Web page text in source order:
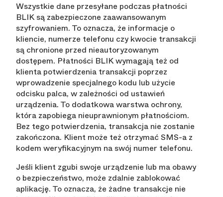
Wszystkie dane przesyłane podczas płatności
BLIK są zabezpieczone zaawansowanym
szyfrowaniem. To oznacza, że informacje o
kliencie, numerze telefonu czy kwocie transakcji
są chronione przed nieautoryzowanym
dostępem. Płatności BLIK wymagają też od
klienta potwierdzenia transakcji poprzez
wprowadzenie specjalnego kodu lub użycie
odcisku palca, w zależności od ustawień
urządzenia. To dodatkowa warstwa ochrony,
która zapobiega nieuprawnionym płatnościom.
Bez tego potwierdzenia, transakcja nie zostanie
zakończona. Klient może też otrzymać SMS-a z
kodem weryfikacyjnym na swój numer telefonu.
Jeśli klient zgubi swoje urządzenie lub ma obawy
o bezpieczeństwo, może zdalnie zablokować
aplikację. To oznacza, że żadne transakcje nie